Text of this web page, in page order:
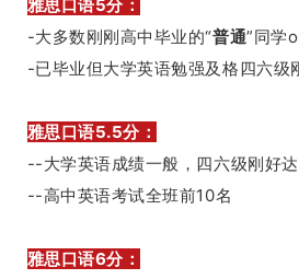
雅思口语5分：
-大多数刚刚高中毕业的“普通”同学
-已毕业但大学英语勉强及格四六级
雅思口语5.5分：
--大学英语成绩一般，四六级刚好
--高中英语考试全班前10名
雅思口语6分：